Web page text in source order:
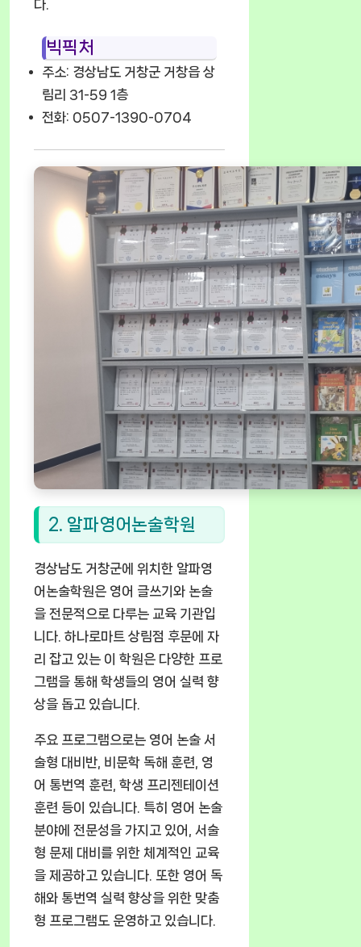
다.
빅픽처
주소: 경상남도 거창군 거창읍 상
림리 31-59 1층
전화: 0507-1390-0704
2. 알파영어논술학원
경상남도 거창군에 위치한 알파영
어논술학원은 영어 글쓰기와 논술
을 전문적으로 다루는 교육 기관입
니다. 하나로마트 상림점 후문에 자
리 잡고 있는 이 학원은 다양한 프로
그램을 통해 학생들의 영어 실력 향
상을 돕고 있습니다.
주요 프로그램으로는 영어 논술 서
술형 대비반, 비문학 독해 훈련, 영
어 통번역 훈련, 학생 프리젠테이션
훈련 등이 있습니다. 특히 영어 논술
분야에 전문성을 가지고 있어, 서술
형 문제 대비를 위한 체계적인 교육
을 제공하고 있습니다. 또한 영어 독
해와 통번역 실력 향상을 위한 맞춤
형 프로그램도 운영하고 있습니다.